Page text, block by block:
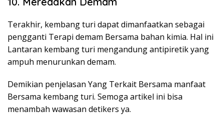
Terakhir, kembang turi dapat dimanfaatkan sebagai
pengganti Terapi demam Bersama bahan kimia. Hal ini
Lantaran kembang turi mengandung antipiretik yang
ampuh menurunkan demam.
Demikian penjelasan Yang Terkait Bersama manfaat
Bersama kembang turi. Semoga artikel ini bisa
menambah wawasan detikers ya.